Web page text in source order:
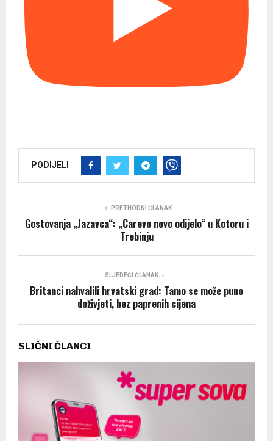
PODIJELI
PRETHODNI ČLANAK
Gostovanja „Jazavca“: „Carevo novo odijelo“ u Kotoru i
Trebinju
SLJEDEĆI ČLANAK
Britanci nahvalili hrvatski grad: Tamo se može puno
doživjeti, bez paprenih cijena
SLIČNI ČLANCI